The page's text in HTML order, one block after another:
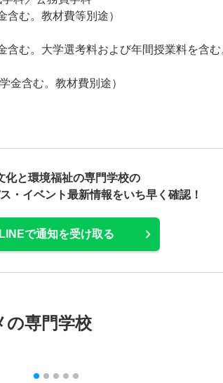
含む。教材費等別途）
含む。大学選考料および年間授業料を含む
金含む。教材費別途）
化と環境福祉の専門学校の
・ イベント最新情報をいち早く確認！
LINEで通知を受け取る
の専門学校